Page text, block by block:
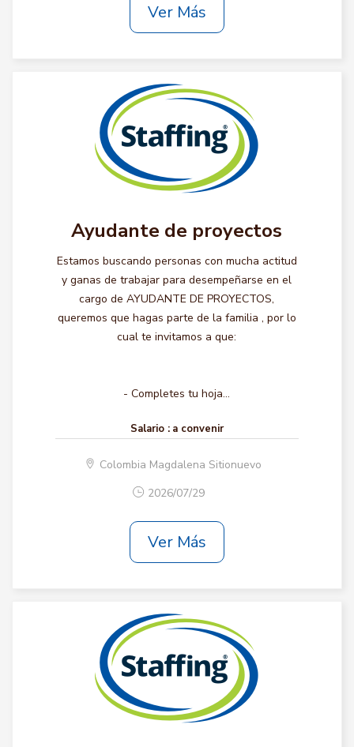
Ver Más
Ayudante de proyectos
Estamos buscando personas con mucha actitud
y ganas de trabajar para desempeñarse en el
cargo de AYUDANTE DE PROYECTOS,
queremos que hagas parte de la familia , por lo
cual te invitamos a que:
- Completes tu hoja...
Salario : a convenir
Colombia Magdalena Sitionuevo
2026/07/29
Ver Más